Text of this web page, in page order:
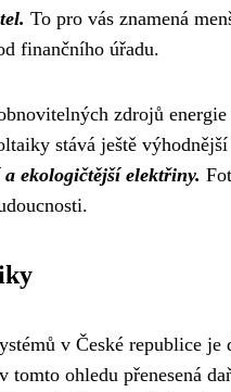
To pro vás znamená
finančního úřadu.
zdrojů
stává ještě
ekologičtější elektřiny.
v České republice je
ohledu přenesená